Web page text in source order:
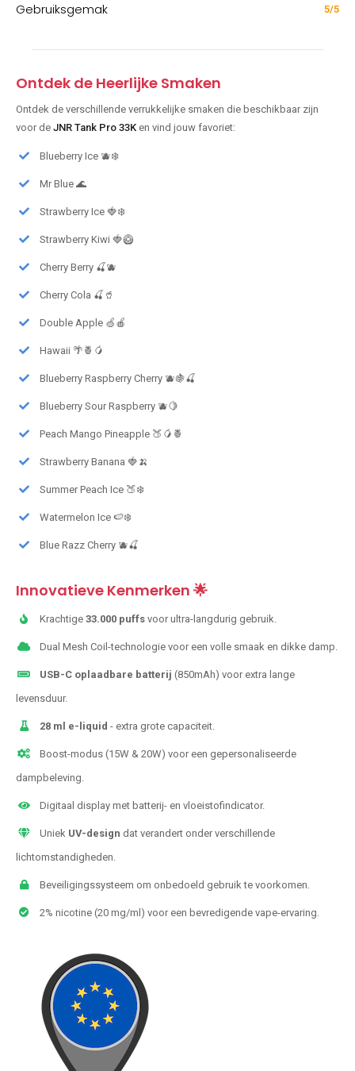
Gebruiksgemak 5/5
Ontdek de Heerlijke Smaken
Ontdek de verschillende verrukkelijke smaken die beschikbaar zijn
voor de JNR Tank Pro 33K en vind jouw favoriet:
Blueberry Ice 🫐❄️
Mr Blue 🌊
Strawberry Ice 🍓❄️
Strawberry Kiwi 🍓🥝
Cherry Berry 🍒🫐
Cherry Cola 🍒🥤
Double Apple 🍏🍎
Hawaii 🌴🍍🥭
Blueberry Raspberry Cherry 🫐🍇🍒
Blueberry Sour Raspberry 🫐🍋
Peach Mango Pineapple 🍑🥭🍍
Strawberry Banana 🍓🍌
Summer Peach Ice 🍑❄️
Watermelon Ice 🍉❄️
Blue Razz Cherry 🫐🍒
Innovatieve Kenmerken 🌟
Krachtige 33.000 puffs voor ultra-langdurig gebruik.
Dual Mesh Coil-technologie voor een volle smaak en dikke damp.
USB-C oplaadbare batterij (850mAh) voor extra lange
levensduur.
28 ml e-liquid - extra grote capaciteit.
Boost-modus (15W & 20W) voor een gepersonaliseerde
dampbeleving.
Digitaal display met batterij- en vloeistofindicator.
Uniek UV-design dat verandert onder verschillende
lichtomstandigheden.
Beveiligingssysteem om onbedoeld gebruik te voorkomen.
2% nicotine (20 mg/ml) voor een bevredigende vape-ervaring.